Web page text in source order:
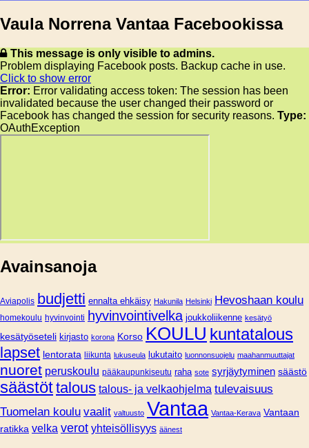
Vaula Norrena Vantaa Facebookissa
This message is only visible to admins.
Problem displaying Facebook posts. Backup cache in use.
Click to show error
Error: Error validating access token: The session has been
invalidated because the user changed their password or
Facebook has changed the session for security reasons. Type:
OAuthException
Avainsanoja
Aviapolis budjetti ennalta ehkäisy Hakunila Helsinki Hevoshaan koulu
homekoulu hyvinvointi hyvinvointivelka joukkoliikenne kesätyö
kesätyöseteli kirjasto korona Korso KOULU kuntatalous
lapset lentorata liikunta lukuseula lukutaito luonnonsuojelu maahanmuuttajat
nuoret peruskoulu pääkaupunkiseutu raha sote syrjäytyminen säästö
säästöttalous talous- ja velkaohjelma tulevaisuus
Tuomelan koulu vaalit valtuusto Vantaa Vantaa-Kerava Vantaan
ratikka velka verot yhteisöllisyys äänest